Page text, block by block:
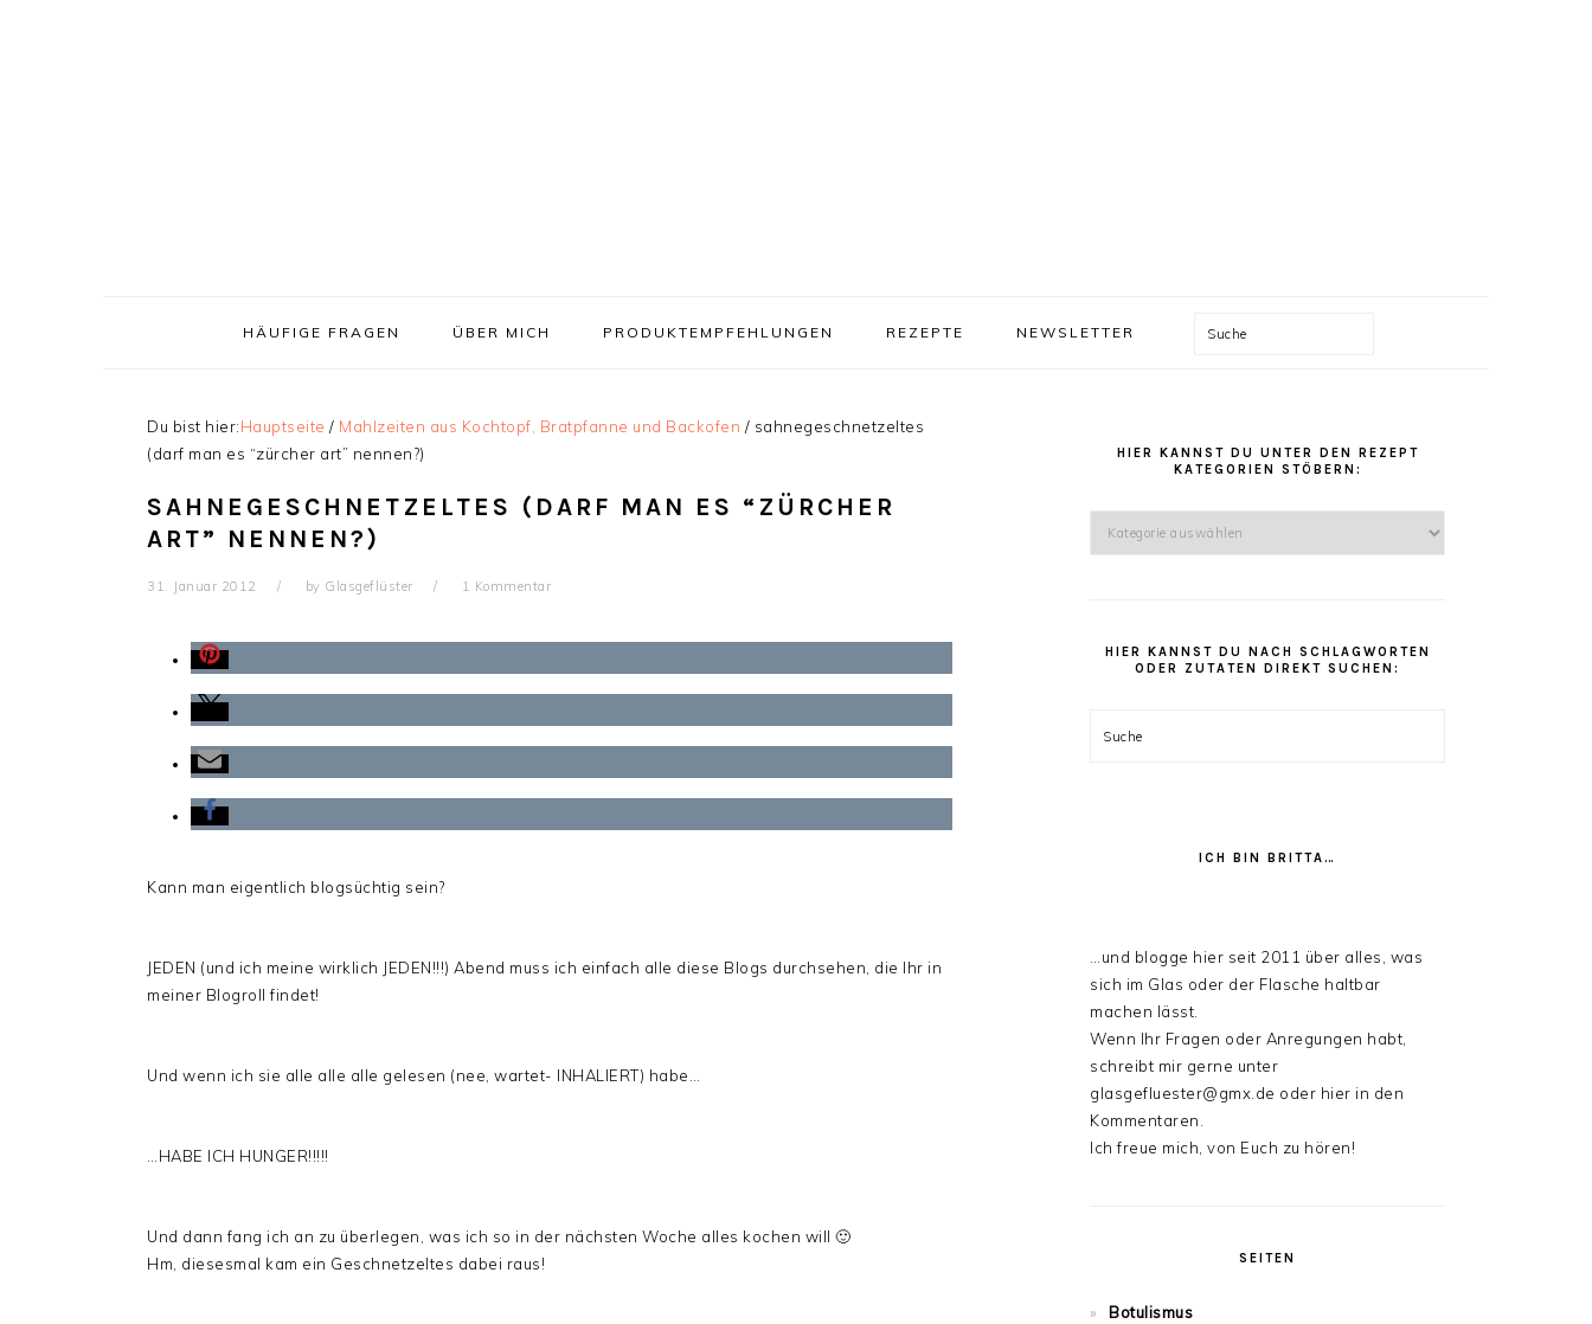
HÄUFIGE FRAGEN ÜBER MICH PRODUKTEMPFEHLUNGEN REZEPTE NEWSLETTER Suche
Du bist hier:Hauptseite / Mahlzeiten aus Kochtopf, Bratpfanne und Backofen / sahnegeschnetzeltes
(darf man es “zürcher art” nennen?)
SAHNEGESCHNETZELTES (DARF MAN ES “ZÜRCHER
ART” NENNEN?)
31. Januar 2012 by Glasgeflüster 1 Kommentar
Kann man eigentlich blogsüchtig sein?
JEDEN (und ich meine wirklich JEDEN!!!) Abend muss ich einfach alle diese Blogs durchsehen, die Ihr in
meiner Blogroll findet!
Und wenn ich sie alle alle alle gelesen (nee, wartet- INHALIERT) habe…
…HABE ICH HUNGER!!!!!
Und dann fang ich an zu überlegen, was ich so in der nächsten Woche alles kochen will 🙂
Hm, diesesmal kam ein Geschnetzeltes dabei raus!
SIDEBAR
HIER KANNST DU UNTER DEN REZEPT
KATEGORIEN STÖBERN:
Rezept
HIER KANNST DU NACH SCHLAGWORTEN
ODER ZUTATEN DIREKT SUCHEN:
Suche
ICH BIN BRITTA…
…und blogge hier seit 2011 über alles, was
sich im Glas oder der Flasche haltbar
machen lässt.
Wenn Ihr Fragen oder Anregungen habt,
schreibt mir gerne unter
glasgefluester@gmx.de oder hier in den
Kommentaren.
Ich freue mich, von Euch zu hören!
SEITEN
Botulismus